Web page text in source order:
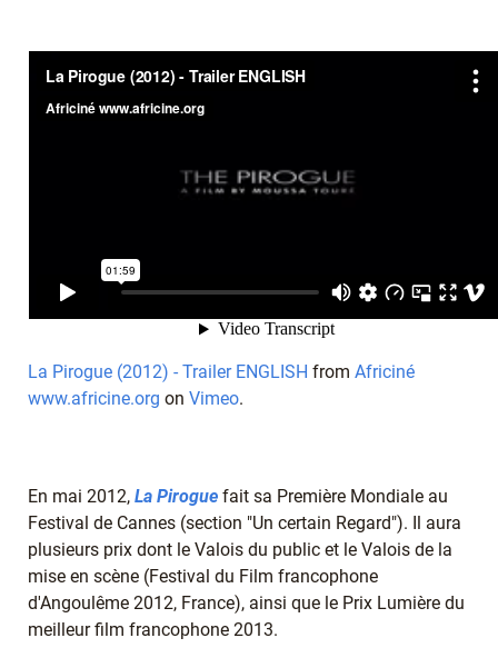
La Pirogue (2012) - Trailer ENGLISH from Africiné
www.africine.org on Vimeo.
En mai 2012, La Pirogue fait sa Première Mondiale au
Festival de Cannes (section "Un certain Regard"). Il aura
plusieurs prix dont le Valois du public et le Valois de la
mise en scène (Festival du Film francophone
d'Angoulême 2012, France), ainsi que le Prix Lumière du
meilleur film francophone 2013.